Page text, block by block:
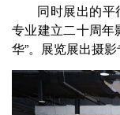
同时展出的
专业建立二十周年
华”。展览展出摄